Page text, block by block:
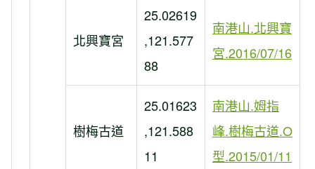
北興寶宮
25.02619
,121.577
88
南港山.北興寶
宮.2016/07/16
樹梅古道
25.01623
,121.588
11
南港山.姆指
峰.樹梅古道.O
型.2015/01/11